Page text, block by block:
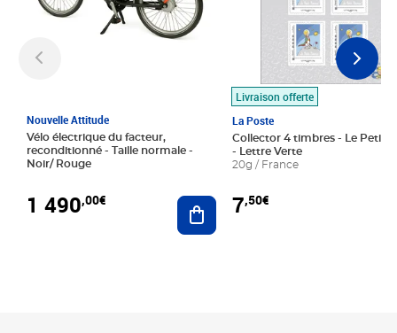
Nouvelle Attitude
Vélo électrique du facteur,
reconditionné - Taille normale -
Noir/ Rouge
1 490,00€ Ajouter au panier
Livraison offerte
La Poste
Collector 4 timbres - Le Petit
- Lettre Verte
20g / France
7,50€